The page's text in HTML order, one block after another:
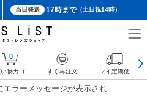
当日発送 17時まで（土日祝14時）
エラーメッセージが表示され
0
い物カゴ すぐ再注文 マイ定期便
ン詳細